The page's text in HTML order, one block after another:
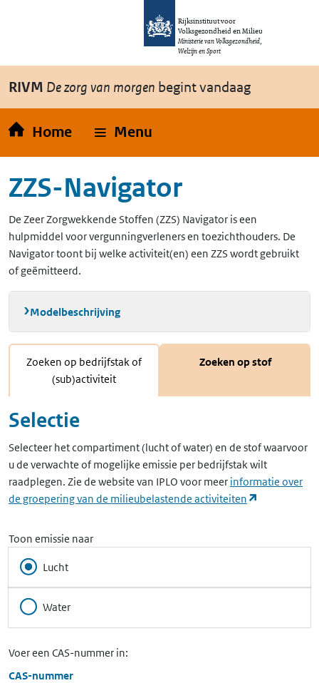
Overslaan en naar de inhoud gaan
Rijksinstituut voor
Volksgezondheid en Milieu
Ministerie van Volksgezondheid,
Welzijn en Sport
RIVM De zorg van morgen begint vandaag
Home Menu
ZZS-Navigator
De Zeer Zorgwekkende Stoffen (ZZS) Navigator is een
hulpmiddel voor vergunningverleners en toezichthouders. De
Navigator toont bij welke activiteit(en) een ZZS wordt gebruikt
of geëmitteerd.
Modelbeschrijving
Zoeken op bedrijfstak of
(sub)activiteit
Zoeken op stof
Selectie
Selecteer het compartiment (lucht of water) en de stof waarvoor
u de verwachte of mogelijke emissie per bedrijfstak wilt
raadplegen. Zie de website van IPLO voor meer informatie over
de groepering van de milieubelastende activiteiten
Toon emissie naar
Lucht
Water
Voer een CAS-nummer in:
CAS-nummer